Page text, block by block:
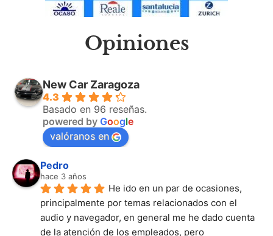
Opiniones
New Car Zaragoza
4.3
Basado en 96 reseñas.
powered by Google
valóranos en
Pedro
hace 3 años
He ido en un par de ocasiones,
principalmente por temas relacionados con el
audio y navegador, en general me he dado cuenta
de la atención de los empleados, pero